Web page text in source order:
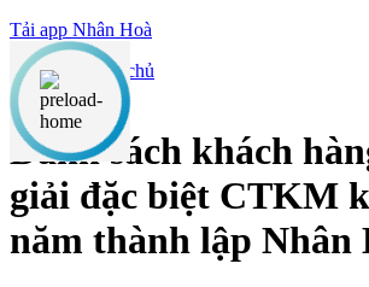
Tải app Nhân Hoà
Tin tức
Danh sách khách
giải đặc biệt CTKM
năm thành lập Nhân